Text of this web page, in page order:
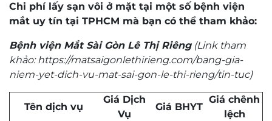
Chi phí lấy sạn vôi ở mặt tại một số bệnh viện
mắt uy tín tại TPHCM mà bạn có thể tham khảo:
Bệnh viện Mắt Sài Gòn Lê Thị Riêng(Link tham
khảo: https://matsaigonlethirieng.com/bang-gia-
niem-yet-dich-vu-mat-sai-gon-le-thi-rieng/tin-tuc)
Tên dịch vụ
Giá Dịch
Vụ
Giá BHYT
Giá chênh
lệch